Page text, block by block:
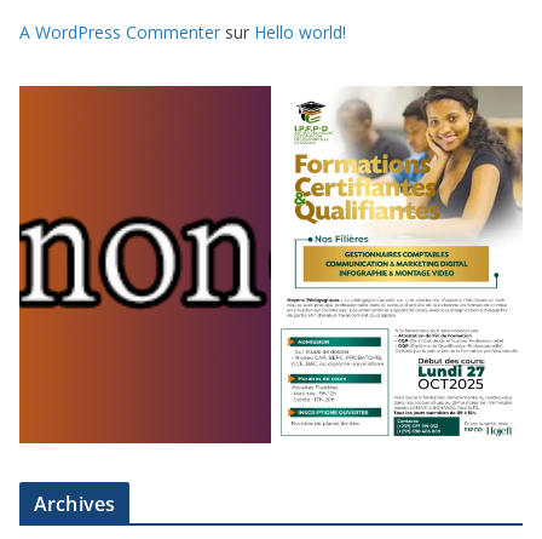
A WordPress Commenter sur Hello world!
Archives